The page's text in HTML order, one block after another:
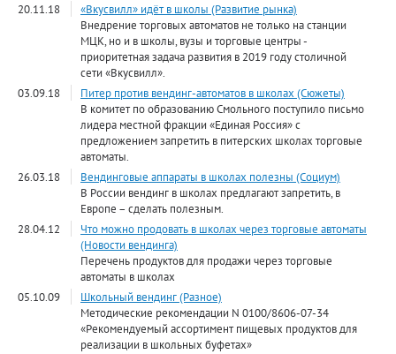
20.11.18
«Вкусвилл» идёт в школы (Развитие рынка)
Внедрение торговых автоматов не только на станции
МЦК, но и в школы, вузы и торговые центры -
приоритетная задача развития в 2019 году столичной
сети «Вкусвилл».
03.09.18
Питер против вендинг-автоматов в школах (Сюжеты)
В комитет по образованию Смольного поступило письмо
лидера местной фракции «Единая Россия» с
предложением запретить в питерских школах торговые
автоматы.
26.03.18
Вендинговые аппараты в школах полезны (Социум)
В России вендинг в школах предлагают запретить, в
Европе – сделать полезным.
28.04.12
Что можно продовать в школах через торговые автоматы
(Новости вендинга)
Перечень продуктов для продажи через торговые
автоматы в школах
05.10.09
Школьный вендинг (Разное)
Методические рекомендации N 0100/8606-07-34
«Рекомендуемый ассортимент пищевых продуктов для
реализации в школьных буфетах»